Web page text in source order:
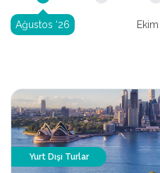
Ağustos ‘26 Ekim
Yurt Dışı Turlar